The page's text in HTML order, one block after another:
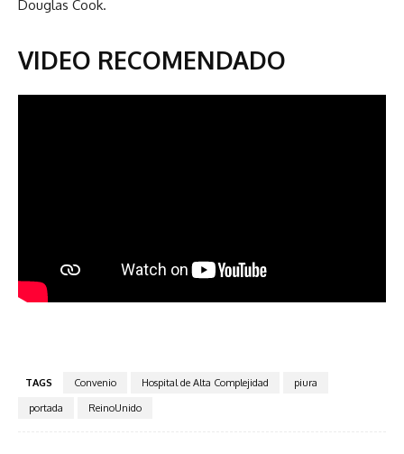
Douglas Cook.
VIDEO RECOMENDADO
TAGS Convenio Hospital de Alta Complejidad
piura
portada
ReinoUnido